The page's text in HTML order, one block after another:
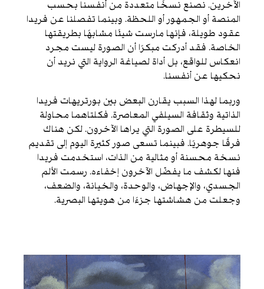
الآخرين. نصنع نسخًا متعددة من أنفسنا بحسب
المنصة أو الجمهور أو اللحظة. وبينما تفصلنا عن فريدا
عقود طويلة، فإنها مارست شيئًا مشابهًا بطريقتها
الخاصة. فقد أدركت مبكرًا أن الصورة ليست مجرد
انعكاس للواقع، بل أداة لصياغة الرواية التي نريد أن
نحكيها عن أنفسنا.
وربما لهذا السبب يقارن البعض بين بورتريهات فريدا
الذاتية وثقافة السيلفي المعاصرة. فكلتاهما محاولة
للسيطرة على الصورة التي يراها الآخرون. لكن هناك
فرقًا جوهريًا. فبينما تسعى صور كثيرة اليوم إلى تقديم
نسخة محسنة أو مثالية من الذات، استخدمت فريدا
فنها لكشف ما يفضّل الآخرون إخفاءه. رسمت الألم
الجسدي، والإجهاض، والوحدة، والخيانة، والضعف،
وجعلت من هشاشتها جزءًا من هويتها البصرية.